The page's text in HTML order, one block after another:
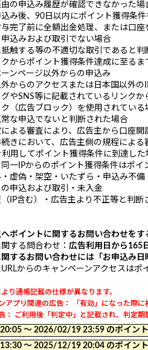
由の申込み履歴が確認できなかった
込み後、90日以内にポイント獲得条
与完了前に全額出金処理、または口
申込みおよび取引でない場合
抵触する等の不適切な取引であると判
クからポイント獲得条件達成に至る
ーンページ以外からの申込み
外からのアクセスまたは日本国以外の
グやSNS等に記載されているリンク
ク（広告ブロック）を使用されている
常な申込でないと判断された場合
による審査により、広告主から口座
続きにおいて、広告主側の規程によ
利用してポイント獲得条件に到達した
同一IPからのポイント獲得条件はポ
・虚偽・架空・いたずら・申込み不備
の申込および取引・未入金
（IP含む）・広告主より不正等と判断
へポイントに関するお問い合わせをす
する問合わせ： 広告利用日から165
関するお問い合わせには「お申込み
URLからのキャンペーンアクセスはポ
り通帳記載の仕様が異なります。
アプリ関連の広告： 「有効」になった際
： ご利用後「判定中」と記載され、判定期
〜 2026/02/19 23:59 のポイン
〜 2025/12/19 20:04 のポイン